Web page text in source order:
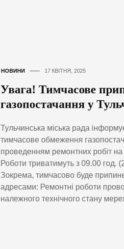
НОВИНИ 17 КВІТНЯ, 2025
Увага! Тимчасове
газопостачання у
Тульчинська міська рада
тимчасове обмеження
проведенням ремонтних робіт
Роботи триватимуть з 09.00 год.
Зокрема, тимчасово буде
адресами: Ремонтні роботи
належного технічного стану